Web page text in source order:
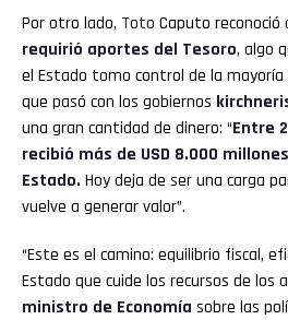
Por otro lado, Toto Caputo reconoció
requirió aportes del Tesoro, algo
el Estado tomo control de la mayoría
que pasó con los gobiernos
una gran cantidad de dinero: “Entre
recibió más de USD 8.000
Estado. Hoy deja de ser una carga
vuelve a generar valor”.
“Este es el camino: equilibrio fiscal,
Estado que cuide los recursos de los
ministro de Economía sobre las